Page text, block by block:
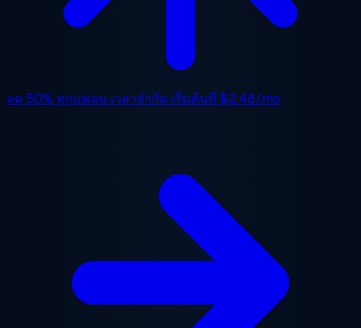
ลด 50% ทุกแพลน เวลาจำกัด เริ่มต้นที่ $2.48/mo